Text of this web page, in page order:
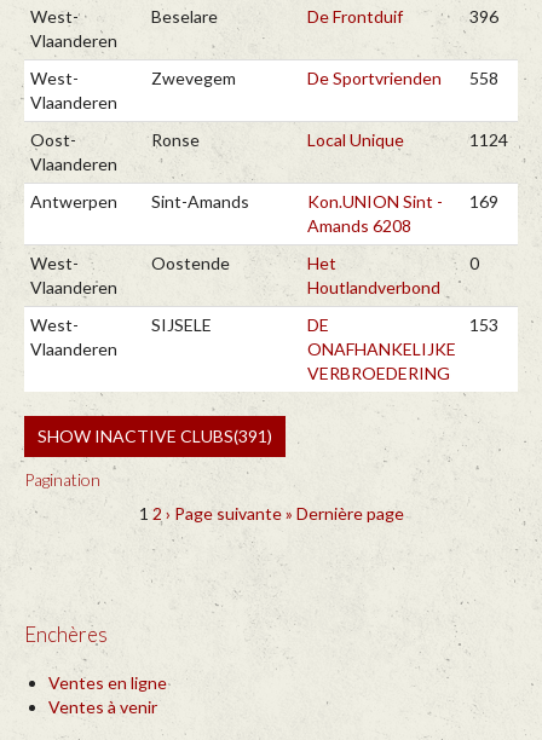
West-
Vlaanderen
Beselare De Frontduif 396
West-
Vlaanderen
Zwevegem De Sportvrienden 558
Oost-
Vlaanderen
Ronse Local Unique 1124
Antwerpen Sint-Amands
Kon.UNION Sint -
Amands 6208
169
West-
Vlaanderen
Oostende
Het
Houtlandverbond
0
West-
Vlaanderen
SIJSELE
DE
ONAFHANKELIJKE
VERBROEDERING
153
SHOW INACTIVE CLUBS(391)
Pagination
1 2 › Page suivante » Dernière page
Enchères
Ventes en ligne
Ventes à venir